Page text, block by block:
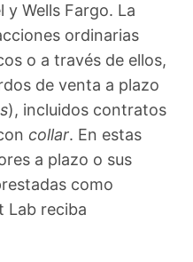
y Wells Fargo. La
ordinarias
o a través de ellos,
de venta a plazo
), incluidos contratos
collar. En estas
a plazo o sus
como
Lab reciba